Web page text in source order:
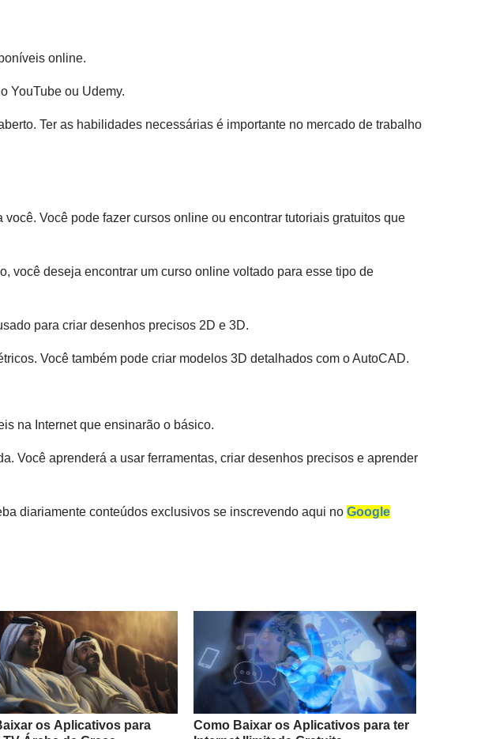
online.
YouTube ou Udemy.
Ter as habilidades necessárias é importante no mercado de trabalho
Você pode fazer cursos online ou encontrar tutoriais gratuitos que
você deseja encontrar um curso online voltado para esse tipo de
para criar desenhos precisos 2D e 3D.
Você também pode criar modelos 3D detalhados com o AutoCAD.
na Internet que ensinarão o básico.
Você aprenderá a usar ferramentas, criar desenhos precisos e aprender
diariamente conteúdos exclusivos se inscrevendo aqui no Google
os Aplicativos para
Como Baixar os Aplicativos para ter